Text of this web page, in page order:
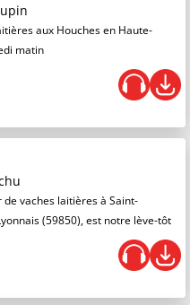
aux Houches en Haute-
matin
vaches laitières à Saint-
(59850), est notre lève-tôt